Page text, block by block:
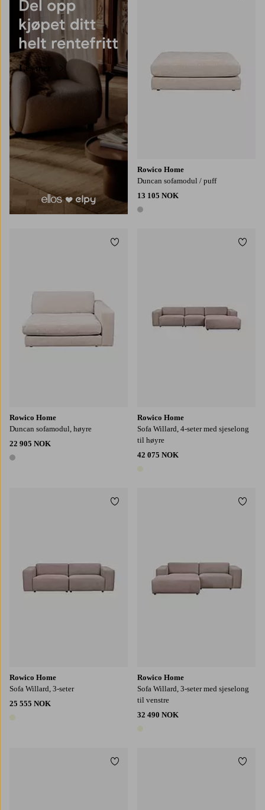
Les mer
Rowico Home
Duncan sofamodul / puff
13 105 NOK
1 farge
Rowico Home
Duncan sofamodul, høyre
22 905 NOK
1 farge
Legg til favoritter
Rowico Home
Sofa Willard, 4-seter med sjeselong
til høyre
42 075 NOK
Rowico Home
Sofa Willard, 3-seter
25 555 NOK
Legg til favoritter
Rowico Home
Sofa Willard, 3-seter med sjeselong
til venstre
32 490 NOK
Legg til favoritter